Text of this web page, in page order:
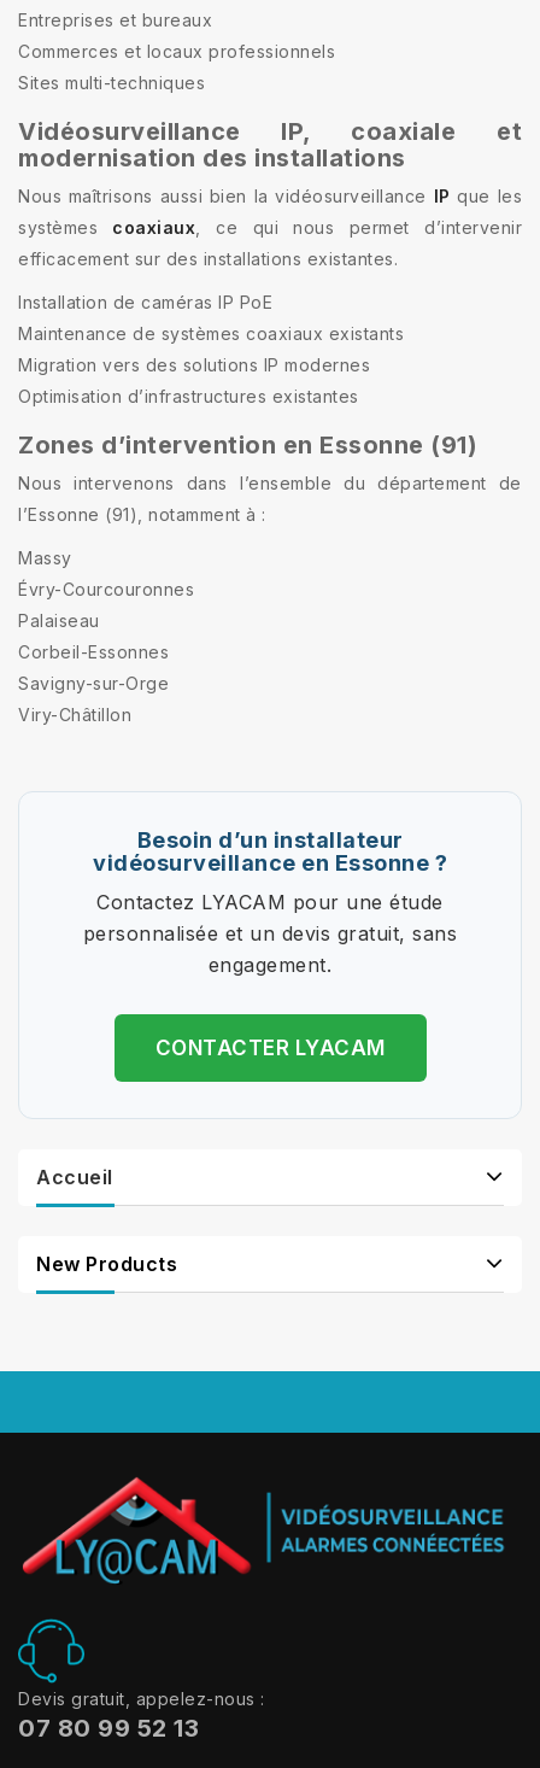
Entreprises et bureaux
Commerces et locaux professionnels
Sites multi-techniques
Vidéosurveillance IP, coaxiale et
modernisation des installations
Nous maîtrisons aussi bien la vidéosurveillance IP que les
systèmes coaxiaux , ce qui nous permet d’intervenir
efficacement sur des installations existantes.
Installation de caméras IP PoE
Maintenance de systèmes coaxiaux existants
Migration vers des solutions IP modernes
Optimisation d’infrastructures existantes
Zones d’intervention en Essonne (91)
Nous intervenons dans l’ensemble du département de
l’Essonne (91), notamment à :
Massy
Évry-Courcouronnes
Palaiseau
Corbeil-Essonnes
Savigny-sur-Orge
Viry-Châtillon
Besoin d’un installateur
vidéosurveillance en Essonne ?
Contactez LYACAM pour une étude
personnalisée et un devis gratuit, sans
engagement.
CONTACTER LYACAM
Accueil
New Products
Devis gratuit, appelez-nous :
07 80 99 52 13